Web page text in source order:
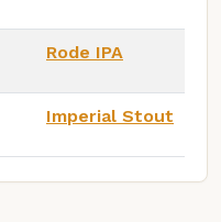
Rode IPA
Imperial Stout